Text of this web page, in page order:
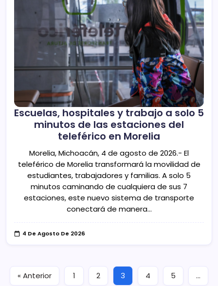
Escuelas, hospitales y trabajo a solo 5
minutos de las estaciones del
teleférico en Morelia
Morelia, Michoacán, 4 de agosto de 2026.- El
teleférico de Morelia transformará la movilidad de
estudiantes, trabajadores y familias. A solo 5
minutos caminando de cualquiera de sus 7
estaciones, este nuevo sistema de transporte
conectará de manera…
4 De Agosto De 2026
« Anterior 1 2 3 4 5 …